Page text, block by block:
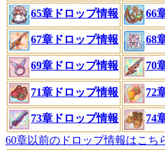
65章ドロップ情報 66
67章ドロップ情報 68
69章ドロップ情報 70
71章ドロップ情報 72
73章ドロップ情報
74
60章以前のドロップ情報はこち